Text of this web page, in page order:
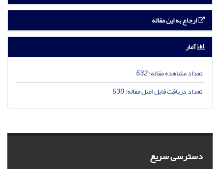
ارجاع به این مقاله
آمار
تعداد مشاهده مقاله:532
تعداد دریافت فایل اصل مقاله:530
دسترسی سریع